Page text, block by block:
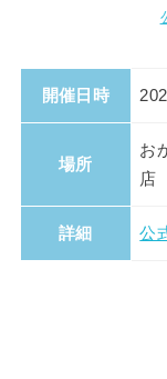
開催日時
場所
お
詳細 公